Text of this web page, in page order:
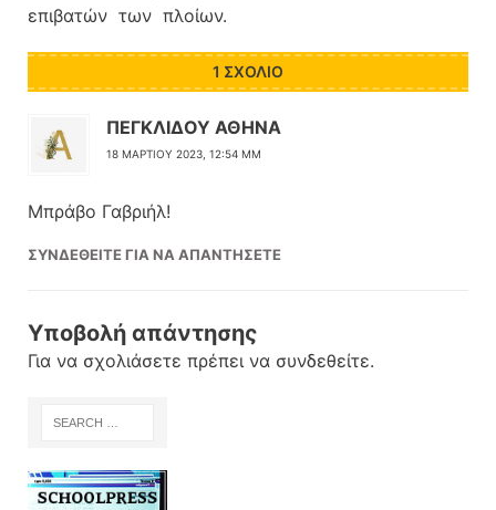
επιβατών των πλοίων.
1 ΣΧΌΛΙΟ
ΠΕΓΚΛΙΔΟΥ ΑΘΗΝΑ
18 ΜΑΡΤΊΟΥ 2023, 12:54 ΜΜ
Μπράβο Γαβριήλ!
ΣΥΝΔΕΘΕΊΤΕ ΓΙΑ ΝΑ ΑΠΑΝΤΉΣΕΤΕ
Υποβολή απάντησης
Για να σχολιάσετε πρέπει να συνδεθείτε.